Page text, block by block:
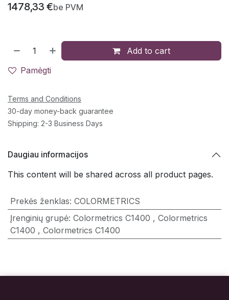
1478,33 €be PVM
Add to cart
Pamėgti
Terms and Conditions
30-day money-back guarantee
Shipping: 2-3 Business Days
Daugiau informacijos
This content will be shared across all product pages.
Prekės ženklas: COLORMETRICS
Įrenginių grupė: Colormetrics C1400 , Colormetrics
C1400 , Colormetrics C1400